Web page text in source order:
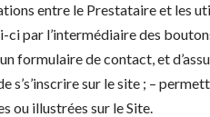
entre le Prestataire et les
ci par l’intermédiaire des
formulaire de contact, et
sur le site ; –
ou illustrées sur le Site.